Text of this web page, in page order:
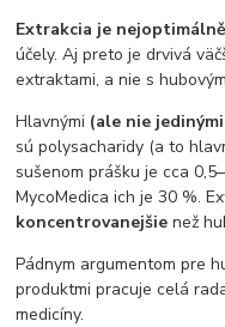
Extrakcia je
účely. Aj preto je drvivá
extraktami, a nie s
Hlavnými (ale nie
sú polysacharidy (a to
sušenom prášku je cca
MycoMedica ich je 30 %.
koncentrovanejšie než
Pádnym argumentom pre
produktmi pracuje celá
medicíny.